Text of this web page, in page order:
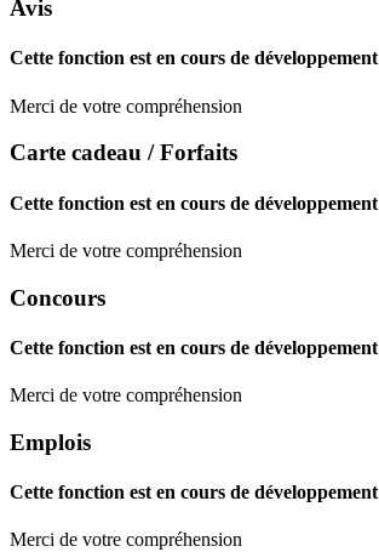
Avis
Cette fonction est en cours de développement
Merci de votre compréhension
Carte cadeau / Forfaits
Cette fonction est en cours de développement
Merci de votre compréhension
Concours
Cette fonction est en cours de développement
Merci de votre compréhension
Emplois
Cette fonction est en cours de développement
Merci de votre compréhension